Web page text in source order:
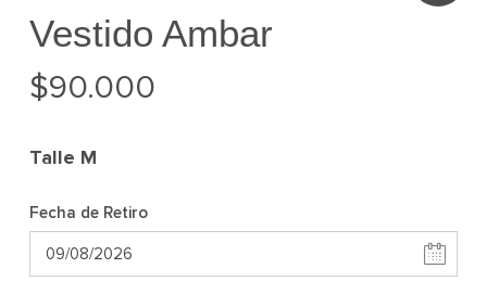
Vestido Ambar
$90.000
Talle M
Fecha de Retiro